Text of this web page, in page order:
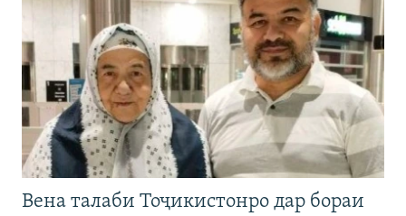
Вена талаби Тоҷикистонро дар бораи